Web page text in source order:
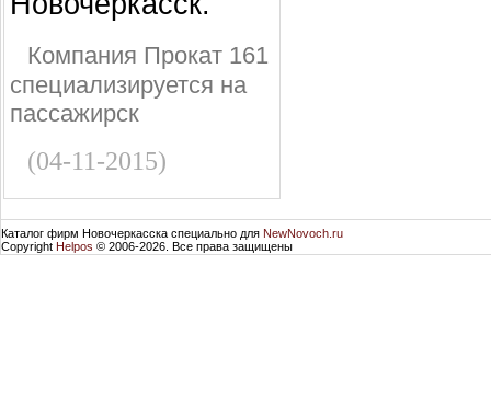
Компания Прокат 161
специализируется на
пассажирск
(04-11-2015)
Каталог фирм Новочеркасска специально для NewNovoch.ru
Copyright Helpos © 2006-2026. Все права защищены